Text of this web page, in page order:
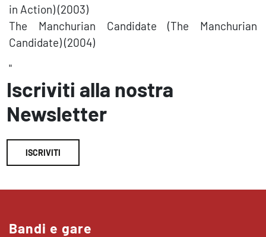
in Action) (2003)
The Manchurian Candidate (The Manchurian
Candidate) (2004)
"
Iscriviti alla nostra
Newsletter
ISCRIVITI
Bandi e gare